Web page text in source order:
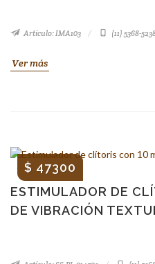
Artículo: IMA103 (11) 5368-
Ver más
ESTIMULADOR DE
DE VIBRACIÓN
$ 47300